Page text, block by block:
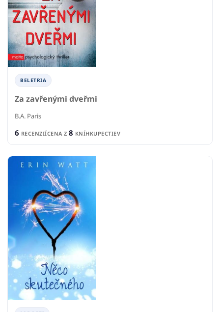
BELETRIA
Za zavřenými dveřmi
B.A. Paris
6 RECENZIÍCENA Z 8 KNÍHKUPECTIEV